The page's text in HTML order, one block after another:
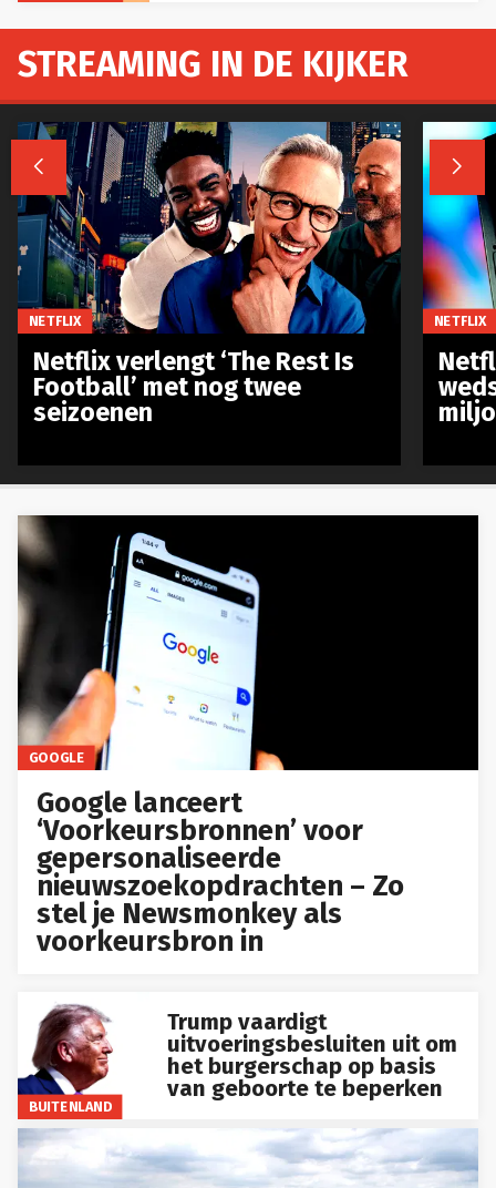
GOOGLE
Google lanceert
‘Voorkeursbronnen’ voor
gepersonaliseerde
nieuwszoekopdrachten – Zo
stel je Newsmonkey als
voorkeursbron in
BUITENLAND
Trump vaardigt
uitvoeringsbesluiten uit om
het burgerschap op basis
van geboorte te beperken
STREAMING IN DE KIJKER
 
NETFLIX
Netflix verlengt ‘The Rest Is
Football’ met nog twee
seizoenen
NETFLIX